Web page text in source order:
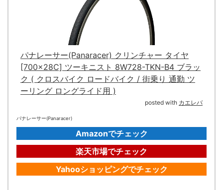
パナレーサー(Panaracer) クリンチャー タイヤ
[700×28C] ツーキニスト 8W728-TKN-B4 ブラッ
ク ( クロスバイク ロードバイク / 街乗り 通勤 ツ
ーリング ロングライド用 )
posted with カエレバ
パナレーサー(Panaracer)
Amazonでチェック
楽天市場でチェック
Yahooショッピングでチェック